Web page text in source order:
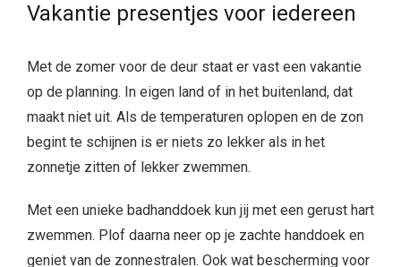
Vakantie presentjes voor iedereen
Met de zomer voor de deur staat er vast een vakantie
op de planning. In eigen land of in het buitenland, dat
maakt niet uit. Als de temperaturen oplopen en de zon
begint te schijnen is er niets zo lekker als in het
zonnetje zitten of lekker zwemmen.
Met een unieke badhanddoek kun jij met een gerust hart
zwemmen. Plof daarna neer op je zachte handdoek en
geniet van de zonnestralen. Ook wat bescherming voor